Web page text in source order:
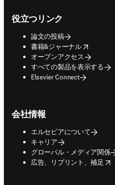
役立つリンク
論文の投稿
書籍&ジャーナル
opens in new tab/window
オープンアクセス
すべての製品を表示する
Elsevier Connect
会社情報
エルセビアについて
キャリア
グローバル・メディア関係
広告、リプリント、補足
opens in new tab/window